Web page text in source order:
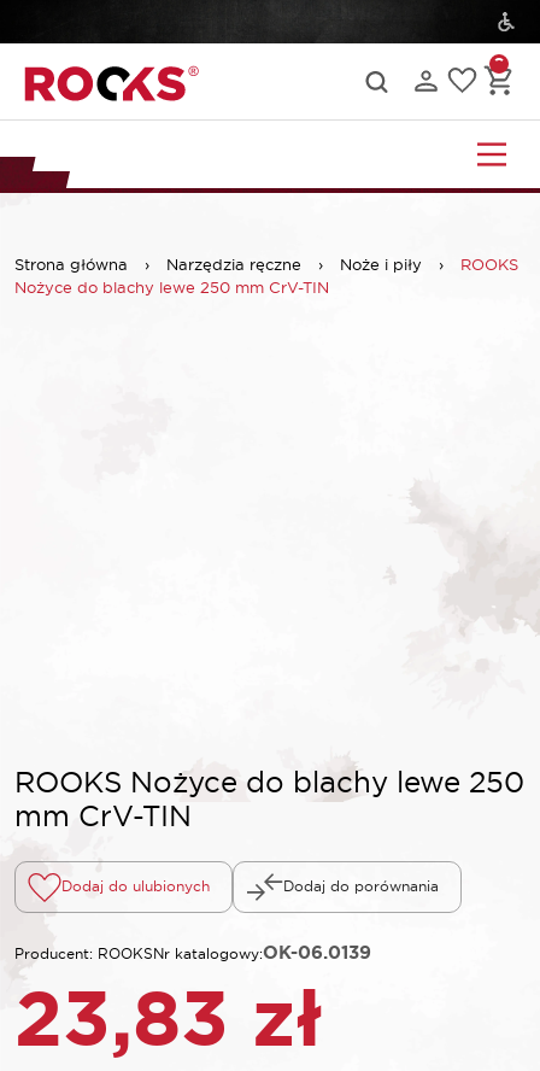
Strona główna › Narzędzia ręczne › Noże i piły ›
ROOKS
Nożyce do blachy lewe 250 mm CrV-TIN
ROOKS Nożyce do blachy lewe 250
mm CrV-TIN
Dodaj do ulubionych Dodaj do porównania
Producent: ROOKSNr katalogowy:OK-06.0139
23,83 zł